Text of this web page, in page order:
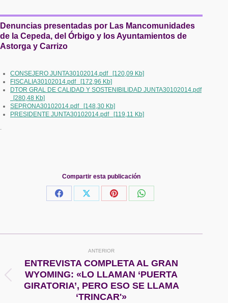
Denuncias presentadas por Las Mancomunidades
de la Cepeda, del Órbigo y los Ayuntamientos de
Astorga y Carrizo
CONSEJERO JUNTA30102014.pdf [120,09 Kb]
FISCALIA30102014.pdf [172,96 Kb]
DTOR GRAL DE CALIDAD Y SOSTENIBILIDAD JUNTA30102014.pdf
[280,48 Kb]
SEPRONA30102014.pdf [148,30 Kb]
PRESIDENTE JUNTA30102014.pdf [119,11 Kb]
.
Compartir esta publicación
Share
Share
Share
Share
entre
publicaciones
ANTERIOR
Publicación
anterior:
ENTREVISTA COMPLETA AL GRAN
WYOMING: «LO LLAMAN ‘PUERTA
GIRATORIA’, PERO ESO SE LLAMA
‘TRINCAR'»